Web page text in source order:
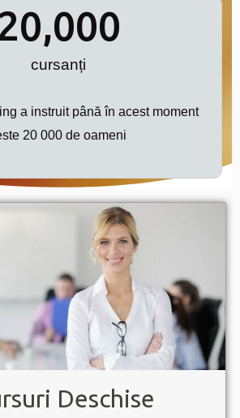
cursanți
a instruit până în acest moment
20 000 de oameni
Deschise